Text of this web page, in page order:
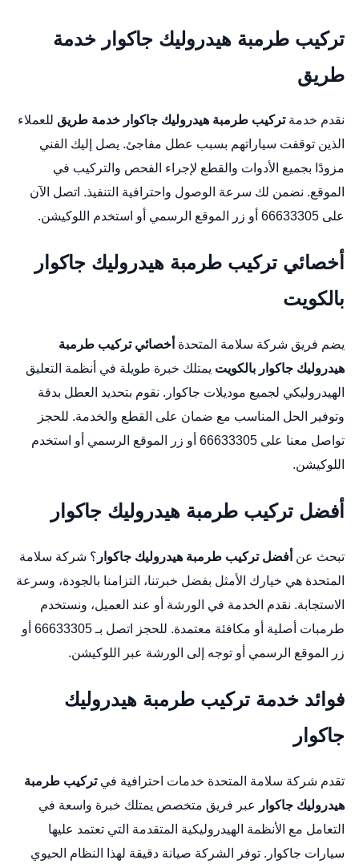
تركيب طرمبة هيدروليك جاكوار خدمة
طريق
نقدم خدمةتركيب طرمبة هيدروليك جاكوار خدمة طريق للعملاء
الذين توقفت سياراتهم بسبب عطل مفاجئ. يصل إليك الفني
مزودًا بجميع الأدوات والقطع لإجراء الفحص والتركيب في
الموقع. نضمن لك سرعة الوصول واحترافية التنفيذ. اتصل الآن
على 66633305 أو زر
الموقع الرسمي أو استخدم اللوكيشن.
أخصائي تركيب طرمبة هيدروليك جاكوار
بالكويت
يضم فريق شركة سلامة المتحدة أخصائي تركيب طرمبة
هيدروليك جاكوار بالكويت يمتلك خبرة طويلة في أنظمة التعليق
الهيدروليكي لجميع موديلات جاكوار. نقوم بتحديد العطل بدقة
وتوفير الحل المناسب مع ضمان على القطع والخدمة. للحجز
تواصل معنا على 66633305 أو زر
الموقع الرسمي أو استخدم
اللوكيشن.
أفضل تركيب طرمبة هيدروليك جاكوار
تبحث عن أفضل تركيب طرمبة هيدروليك جاكوار ؟ شركة سلامة
المتحدة هي خيارك الأمثل بفضل خبرتنا، التزامنا بالجودة، وسرعة
الاستجابة. نقدم الخدمة في الورشة أو عند العميل، ونستخدم
طرمبات أصلية أو مكافئة معتمدة. للحجز اتصل بـ 66633305 أو
زر
الموقع الرسمي أو توجه إلى الورشة عبر اللوكيشن.
فوائد خدمة تركيب طرمبة هيدروليك
جاكوار
تقدم شركة سلامة المتحدة خدمات احترافية فيتركيب طرمبة
هيدروليك جاكوار
عبر فريق متخصص يمتلك خبرة واسعة في
التعامل مع الأنظمة الهيدروليكية المتقدمة التي تعتمد عليها
سيارات جاكوار. توفر الشركة صيانة دقيقة لهذا النظام الحيوي